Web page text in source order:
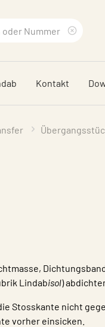
Kontakt
Lindabisol)
Stosskante nicht
vorher einsicken.